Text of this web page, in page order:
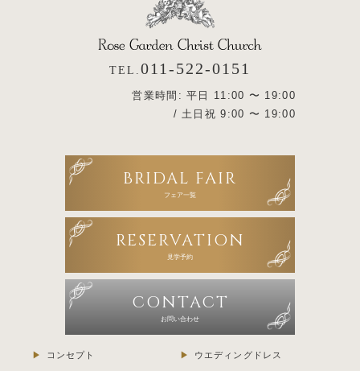
TEL. 011-522-0151
営業時間: 平日 11:00 〜 19:00
/ 土日祝 9:00 〜 19:00
BRIDAL FAIR
フェア一覧
RESERVATION
見学予約
CONTACT
お問い合わせ
コンセプト ウエディングドレス